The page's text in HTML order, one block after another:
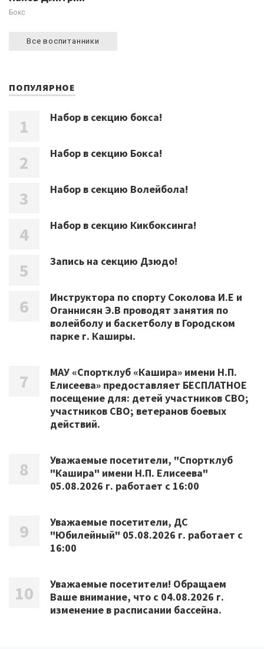
Бокс
Все воспитанники
ПОПУЛЯРНОЕ
Набор в секцию бокса!
Набор в секцию Бокса!
Набор в секцию Волейбола!
Набор в секцию Кикбоксинга!
Запись на секцию Дзюдо!
Инструктора по спорту Соколова И.Е и
Оганнисян Э.В проводят занятия по
волейболу и баскетболу в Городском
парке г. Каширы.
МАУ «Спортклуб «Кашира» имени Н.П.
Елисеева» предоставляет БЕСПЛАТНОЕ
посещение для: детей участников СВО;
участников СВО; ветеранов боевых
действий.
Уважаемые посетители, "Спортклуб
"Кашира" имени Н.П. Елисеева"
05.08.2026 г. работает с 16:00
Уважаемые посетители, ДС
"Юбилейный" 05.08.2026 г. работает с
16:00
Уважаемые посетители! Обращаем
Ваше внимание, что с 04.08.2026 г.
изменение в расписании бассейна.